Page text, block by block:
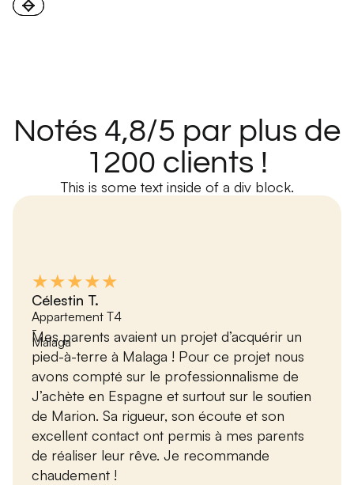
Notés 4,8/5 par plus de
1200 clients !
This is some text inside of a div block.
★★★★★
Célestin T.
Appartement T4
-
Málaga
Mes parents avaient un projet d’acquérir un
pied-à-terre à Malaga ! Pour ce projet nous
avons compté sur le professionnalisme de
J’achète en Espagne et surtout sur le soutien
de Marion. Sa rigueur, son écoute et son
excellent contact ont permis à mes parents
de réaliser leur rêve. Je recommande
chaudement !